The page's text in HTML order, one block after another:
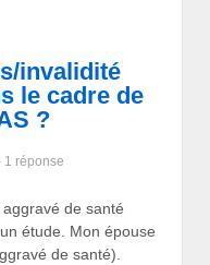
invalidité
le cadre de
?
1 réponse
de santé
étude. Mon épouse
de santé).